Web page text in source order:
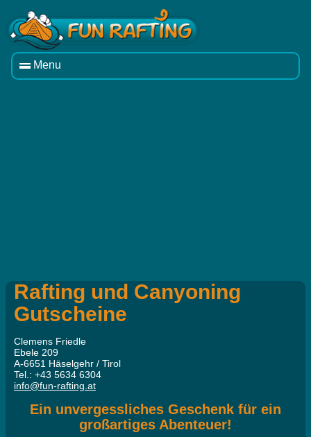
Menu
Rafting und Canyoning
Gutscheine
Clemens Friedle
Ebele 209
A-6651 Häselgehr / Tirol
Tel.: +43 5634 6304
info@fun-rafting.at
Ein unvergessliches Geschenk für ein
großartiges Abenteuer!